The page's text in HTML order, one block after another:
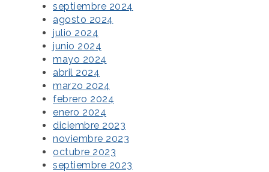
septiembre 2024
agosto 2024
julio 2024
junio 2024
mayo 2024
abril 2024
marzo 2024
febrero 2024
enero 2024
diciembre 2023
noviembre 2023
octubre 2023
septiembre 2023